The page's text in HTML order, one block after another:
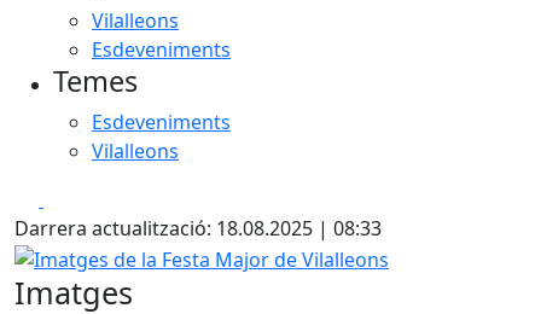
Vilalleons
Esdeveniments
Temes
Esdeveniments
Vilalleons
Darrera actualització: 18.08.2025 | 08:33
Imatges de la Festa Major de Vilalleons
Imatges